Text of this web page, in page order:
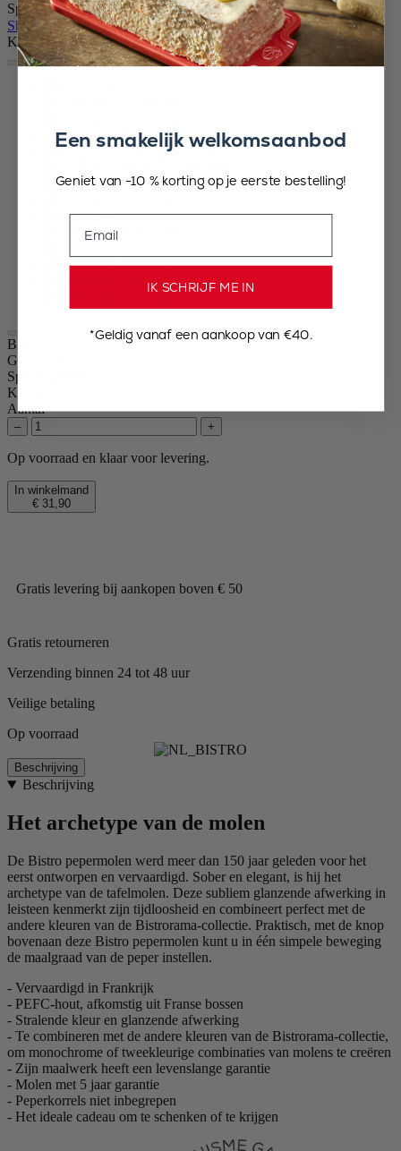
Specerij
Skip the carrousel
Kleur
Passierood
Oceaanblauw
Ivoor
Geel
Parelgrijs
Aubergine
Bistro
Grootte
Specerij
Kleur
Aantal
– +
Op voorraad en klaar voor levering.
In winkelmand
€ 31,90
Gratis levering bij aankopen boven € 50
Gratis retourneren
Verzending binnen 24 tot 48 uur
Veilige betaling
Op voorraad
Beschrijving
Beschrijving
Het archetype van de molen
De Bistro pepermolen werd meer dan 150 jaar geleden voor het
eerst ontworpen en vervaardigd. Sober en elegant, is hij het
archetype van de tafelmolen. Deze subliem glanzende afwerking in
leisteen kenmerkt zijn tijdloosheid en combineert perfect met de
andere kleuren van de Bistrorama-collectie. Praktisch, met de knop
bovenaan deze Bistro pepermolen kunt u in één simpele beweging
de maalgraad van de peper instellen.
- Vervaardigd in Frankrijk
- PEFC-hout, afkomstig uit Franse bossen
- Stralende kleur en glanzende afwerking
- Te combineren met de andere kleuren van de Bistrorama-collectie,
om monochrome of tweekleurige combinaties van molens te creëren
- Zijn maalwerk heeft een levenslange garantie
- Molen met 5 jaar garantie
- Peperkorrels niet inbegrepen
- Het ideale cadeau om te schenken of te krijgen
Een smakelijk welkomsaanbod
Geniet van -10 % korting op je eerste bestelling!
IK SCHRIJF ME IN
*Geldig vanaf een aankoop van €40.